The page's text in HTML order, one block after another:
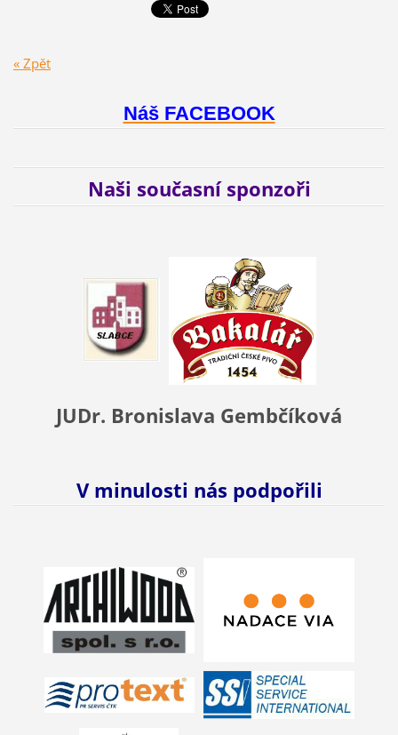
« Zpět
Náš FACEBOOK
Naši současní sponzoři
JUDr. Bronislava Gembčíková
V minulosti nás podpořili